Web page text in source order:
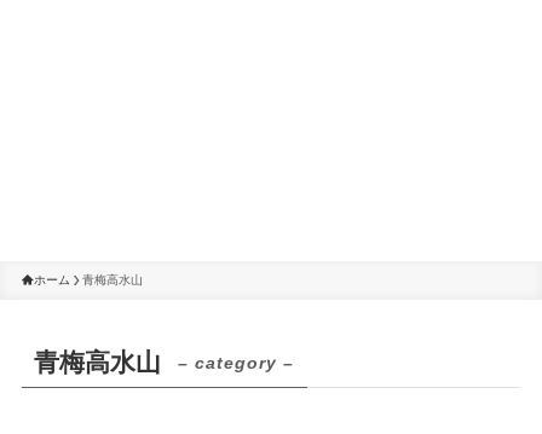
ホーム 青梅高水山
青梅高水山 – category –